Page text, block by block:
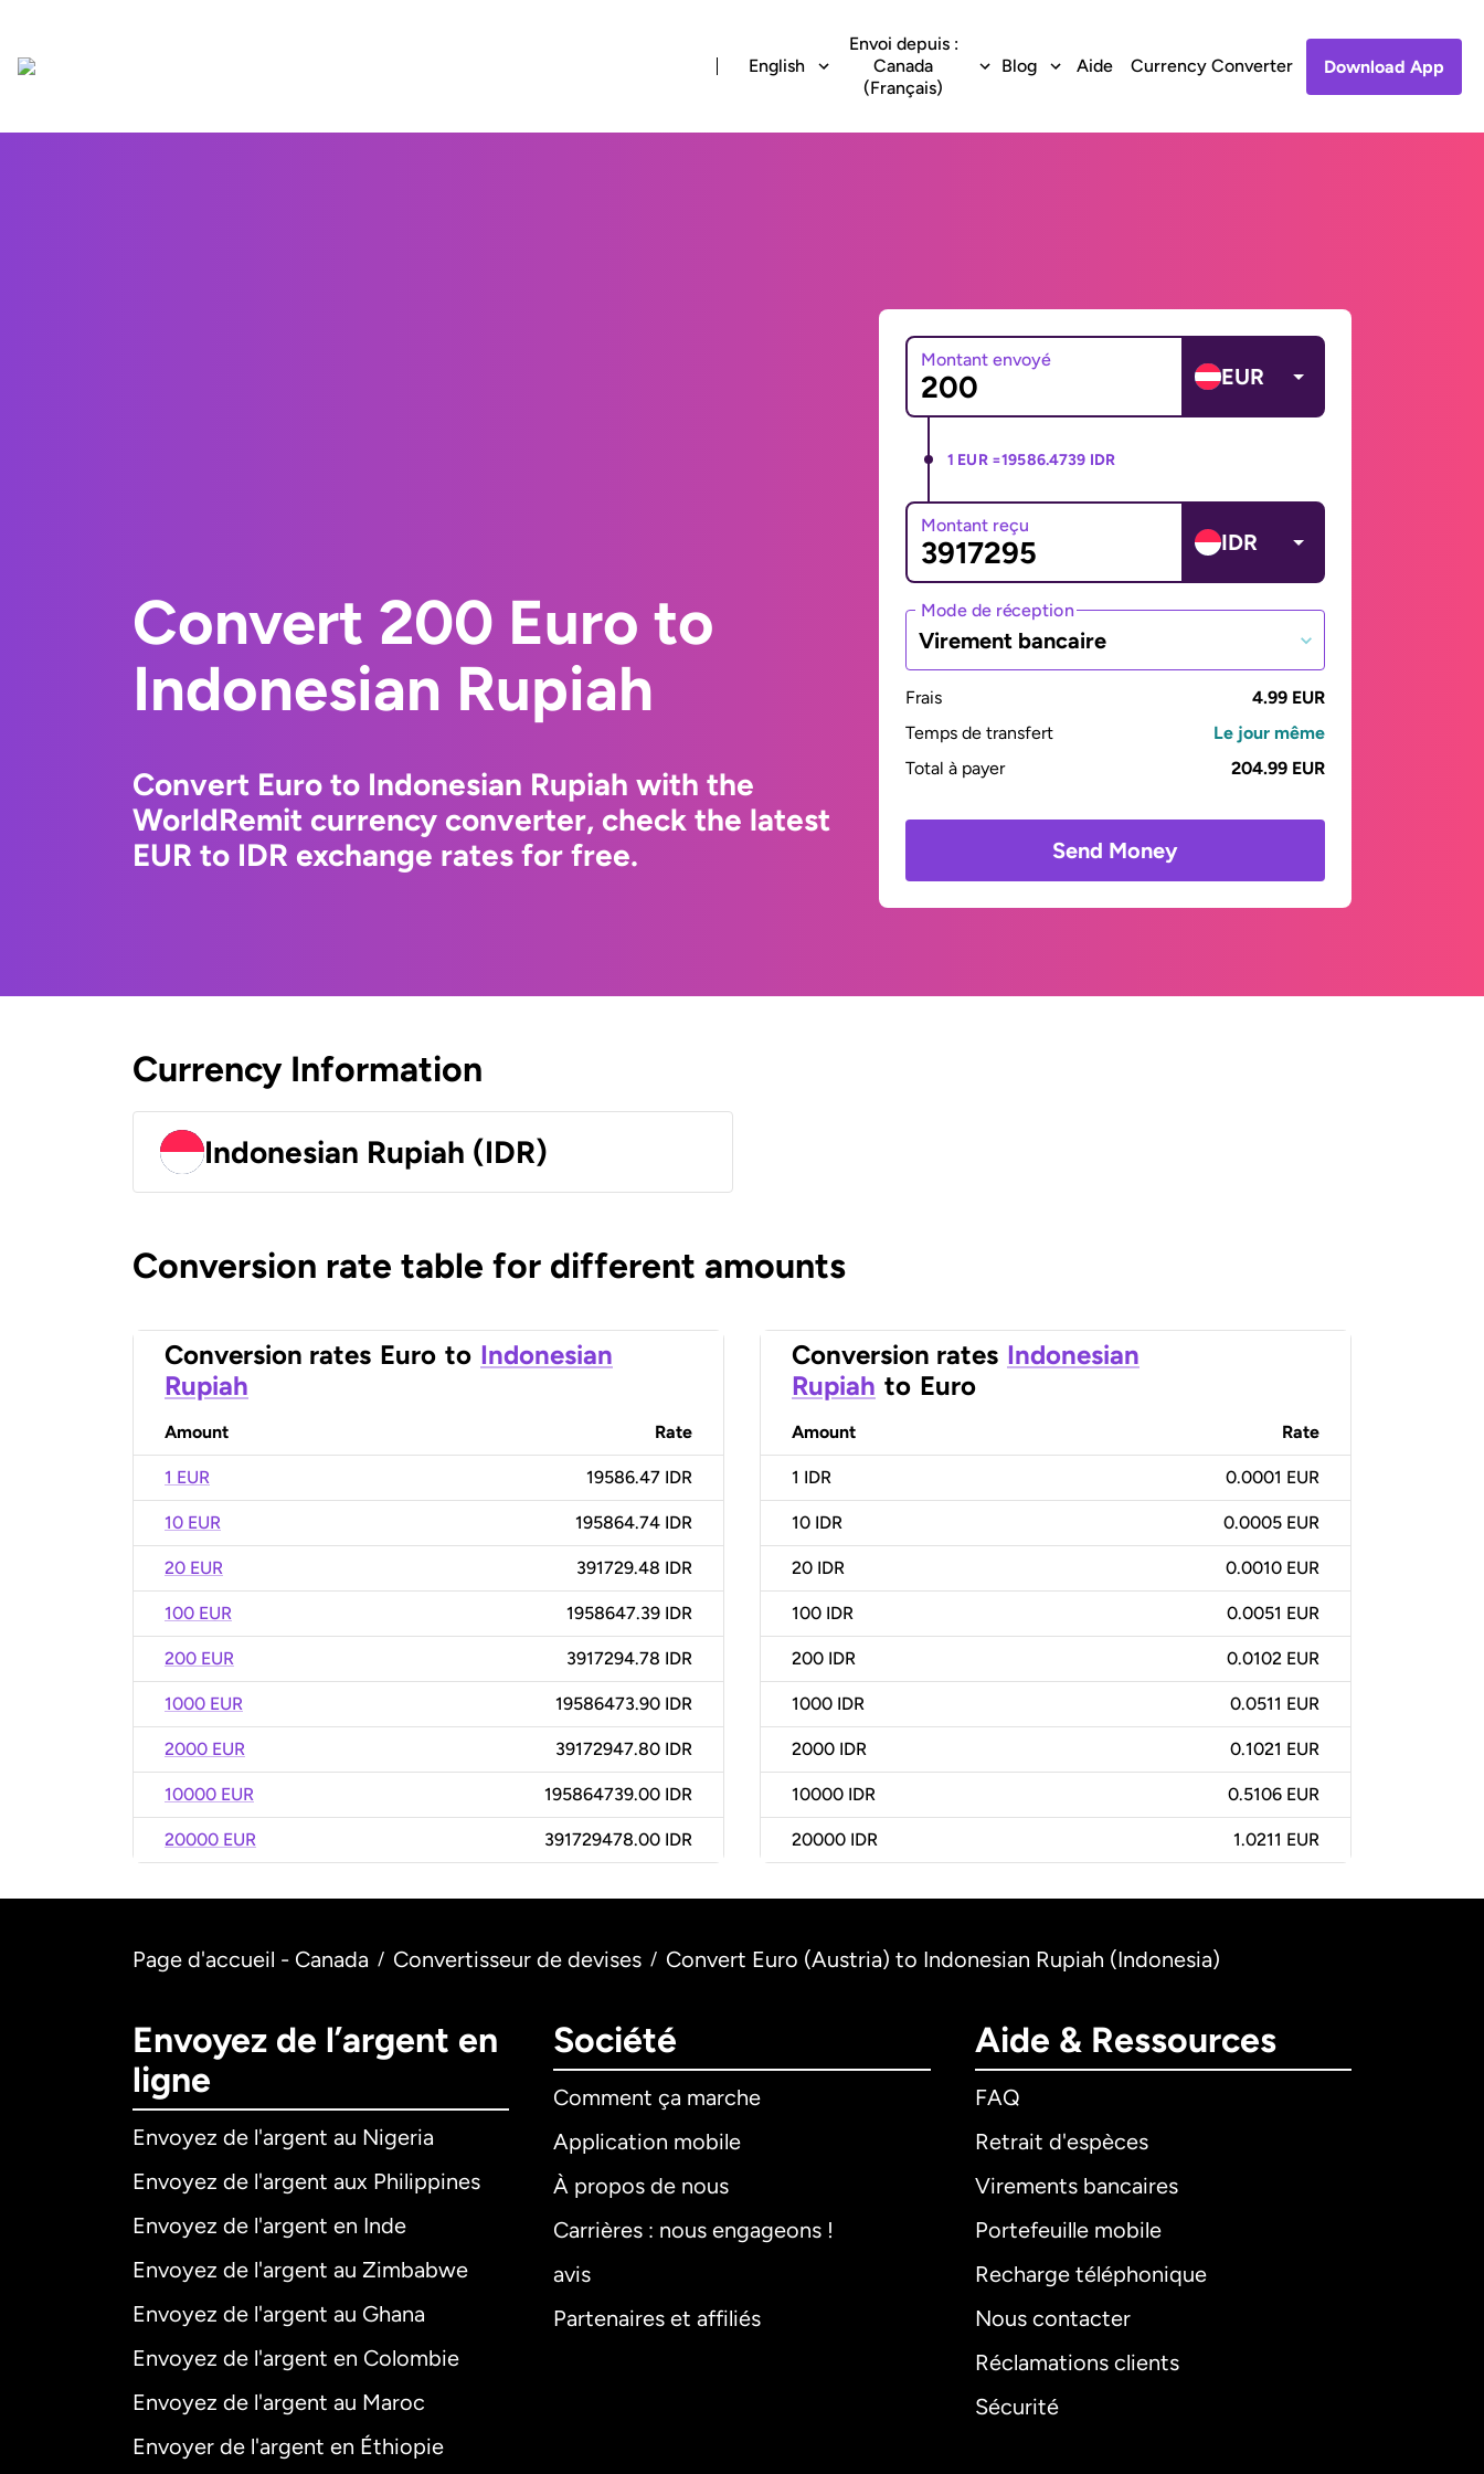
English
Envoi depuis :
Canada
(Français)
Blog Aide Currency Converter Download App
Convert 200 Euro to
Indonesian Rupiah
Convert Euro to Indonesian Rupiah with the
WorldRemit currency converter, check the latest
EUR to IDR exchange rates for free.
Montant envoyé
EUR
1 EUR =19586.4739 IDR
Montant reçu
IDR
Mode de réception
Virement bancaire
Frais
4.99 EUR
Temps de transfert
Le jour même
Total à payer
204.99 EUR
Send Money
Currency Information
Indonesian Rupiah (IDR)
Conversion rate table for different amounts
Conversion rates Euro to Indonesian
Rupiah
Amount Rate
1 EUR 19586.47 IDR
10 EUR 195864.74 IDR
20 EUR 391729.48 IDR
100 EUR 1958647.39 IDR
200 EUR 3917294.78 IDR
1000 EUR 19586473.90 IDR
2000 EUR 39172947.80 IDR
10000 EUR 195864739.00 IDR
20000 EUR 391729478.00 IDR
Conversion rates Indonesian
Rupiah to Euro
Amount Rate
1 IDR 0.0001 EUR
10 IDR 0.0005 EUR
20 IDR 0.0010 EUR
100 IDR 0.0051 EUR
200 IDR 0.0102 EUR
1000 IDR 0.0511 EUR
2000 IDR 0.1021 EUR
10000 IDR 0.5106 EUR
20000 IDR 1.0211 EUR
Page d'accueil - Canada / Convertisseur de devises / Convert Euro (Austria) to Indonesian Rupiah (Indonesia)
Envoyez de l’argent en
ligne
Envoyez de l'argent au Nigeria
Envoyez de l'argent aux Philippines
Envoyez de l'argent en Inde
Envoyez de l'argent au Zimbabwe
Envoyez de l'argent au Ghana
Envoyez de l'argent en Colombie
Envoyez de l'argent au Maroc
Envoyer de l'argent en Éthiopie
Société
Comment ça marche
Application mobile
À propos de nous
Carrières : nous engageons !
avis
Partenaires et affiliés
Aide & Ressources
FAQ
Retrait d'espèces
Virements bancaires
Portefeuille mobile
Recharge téléphonique
Nous contacter
Réclamations clients
Sécurité